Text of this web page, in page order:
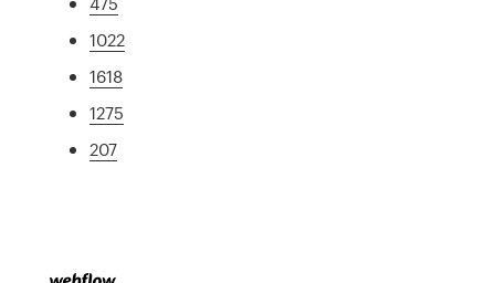
1022
1618
1275
207